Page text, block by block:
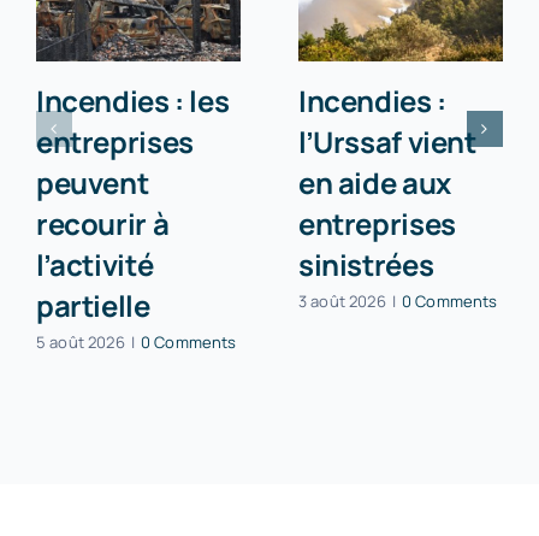
Incendies : les
entreprises
peuvent
recourir à
l’activité
partielle
5 août 2026 | 0 Comments
Incendies :
l’Urssaf vient
en aide aux
entreprises
sinistrées
3 août 2026 | 0 Comments